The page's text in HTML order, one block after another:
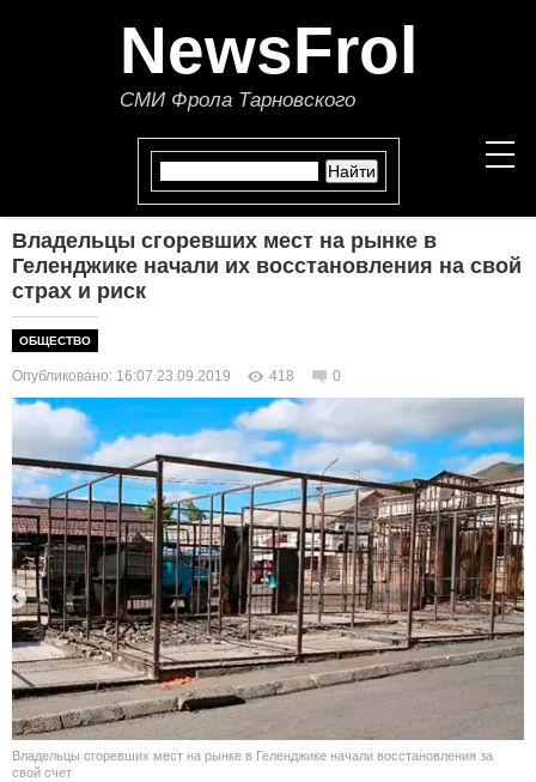
NewsFrol
СМИ Фрола Тарновского
НОВОСТИ
ПОЛИТИКА
ЭКОНОМИКА
В МИРЕ
ОБЩЕСТВО
КУЛЬТУРА
НАУКА
СПОРТ
ШОУ-БИЗНЕС
Владельцы сгоревших мест на рынке в
Геленджике начали их восстановления на свой
страх и риск
ОБЩЕСТВО
Опубликовано: 16:07 23.09.2019 418 0
Владельцы сгоревших мест на рынке в Геленджике начали восстановления за
свой счет